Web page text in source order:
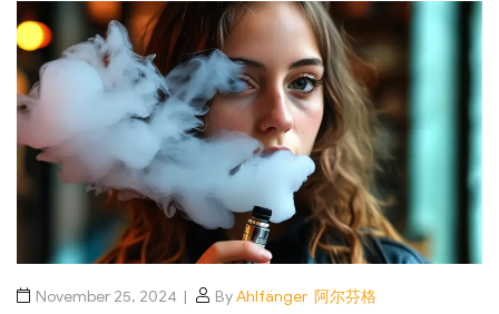
November 25, 2024 ByAhlfänger 阿尔芬格